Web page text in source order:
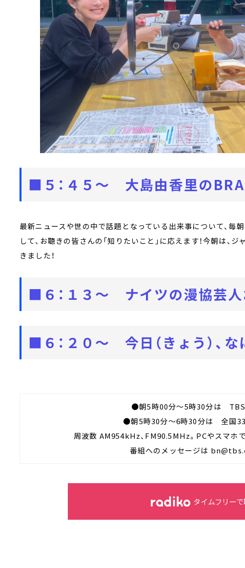
■５：４５～ 大島由香里の
最新ニュースや世の中で話題となっている出来事について、毎
して、お聴きの皆さんの「知りたいこと」に応えます！今朝は、
きました！
■６：１３～ ナイツの漫協芸人
■６：２０～ 今日（きょう）、
●朝5時00分～5時30分は
●朝5時30分～6時30分は 全国
周波数 AM954kHz、FM90.5MHz。PCやスマ
番組へのメッセージは
タイムフリーで